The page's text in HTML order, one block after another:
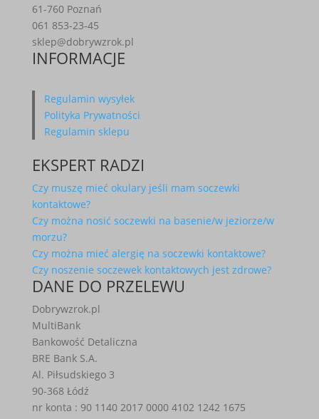
61-760 Poznań
061 853-23-45
sklep@dobrywzrok.pl
INFORMACJE
Regulamin wysyłek
Polityka Prywatności
Regulamin sklepu
EKSPERT RADZI
Czy muszę mieć okulary jeśli mam soczewki
kontaktowe?
Czy można nosić soczewki na basenie/w jeziorze/w
morzu?
Czy można mieć alergię na soczewki kontaktowe?
Czy noszenie soczewek kontaktowych jest zdrowe?
DANE DO PRZELEWU
Dobrywzrok.pl
MultiBank
Bankowość Detaliczna
BRE Bank S.A.
Al. Piłsudskiego 3
90-368 Łódź
nr konta : 90 1140 2017 0000 4102 1242 1675